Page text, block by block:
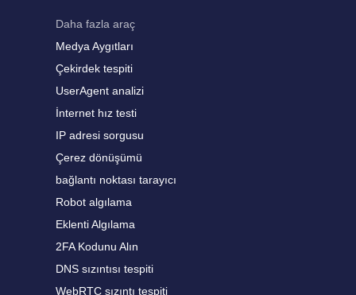
Daha fazla araç
Medya Aygıtları
Çekirdek tespiti
UserAgent analizi
İnternet hız testi
IP adresi sorgusu
Çerez dönüşümü
bağlantı noktası tarayıcı
Robot algılama
Eklenti Algılama
2FA Kodunu Alın
DNS sızıntısı tespiti
WebRTC sızıntı tespiti